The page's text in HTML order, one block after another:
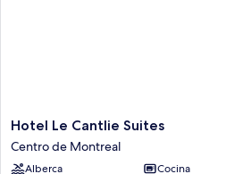
Hotel
Le
Cantlie
Hotel Le Cantlie Suites
Centro de Montreal
Alberca
Cocina